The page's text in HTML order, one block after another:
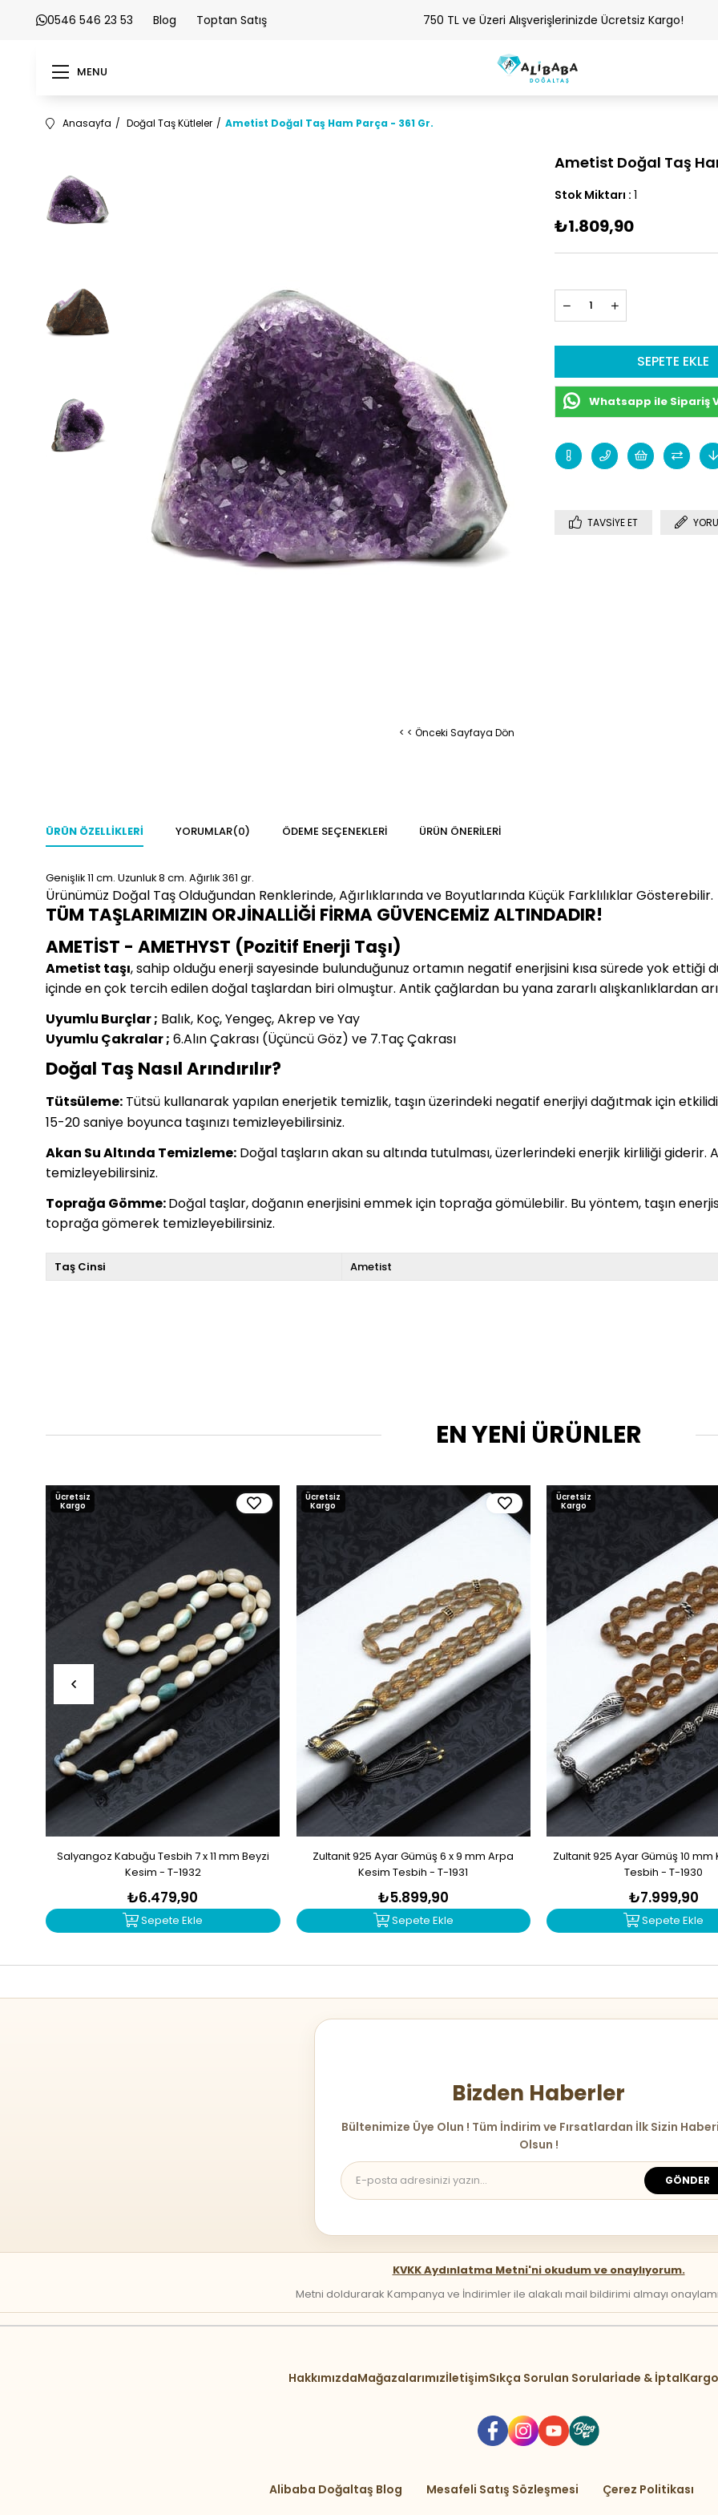
0546 546 23 53 Blog Toptan Satış 750 TL ve Üzeri Alışverişlerinizde Ücretsiz Kargo!
MENU
Anasayfa Doğal Taş Kütleler Ametist Doğal Taş Ham Parça - 361 Gr.
< < Önceki Sayfaya Dön
Ametist Doğal Taş
Stok Miktarı : 1
₺1.809,90
Whatsapp ile Sipariş
TAVSIYE ET
ÜRÜN ÖZELLIKLERI YORUMLAR(0) ÖDEME SEÇENEKLERI ÜRÜN ÖNERILERI
Genişlik 11 cm. Uzunluk 8 cm. Ağırlık 361 gr.
Ürünümüz Doğal Taş Olduğundan Renklerinde, Ağırlıklarında ve Boyutlarında Küçük Farklılıklar Gösterebilir.
TÜM TAŞLARIMIZIN ORJİNALLİĞİ FİRMA GÜVENCEMİZ ALTINDADIR!
AMETİST - AMETHYST (Pozitif Enerji Taşı)
Ametist taşı, sahip olduğu enerji sayesinde bulunduğunuz ortamın negatif enerjisini kısa sürede yok ettiği
içinde en çok tercih edilen doğal taşlardan biri olmuştur. Antik çağlardan bu yana zararlı alışkanlıklardan
Uyumlu Burçlar ; Balık, Koç, Yengeç, Akrep ve Yay
Uyumlu Çakralar ; 6.Alın Çakrası (Üçüncü Göz) ve 7.Taç Çakrası
Doğal Taş Nasıl Arındırılır?
Tütsüleme: Tütsü kullanarak yapılan enerjetik temizlik, taşın üzerindeki negatif enerjiyi dağıtmak için
15-20 saniye boyunca taşınızı temizleyebilirsiniz.
Akan Su Altında Temizleme: Doğal taşların akan su altında tutulması, üzerlerindeki enerjik kirliliği giderir.
temizleyebilirsiniz.
Toprağa Gömme:Doğal taşlar, doğanın enerjisini emmek için toprağa gömülebilir. Bu yöntem, taşın
toprağa gömerek temizleyebilirsiniz.
Taş Cinsi Ametist
EN YENİ ÜRÜNLER
Salyangoz Kabuğu Tesbih 7 x 11 mm Beyzi
Kesim - T-1932
₺6.479,90
Sepete Ekle
Ücretsiz
Kargo
Zultanit 925 Ayar Gümüş 6 x 9 mm Arpa
Kesim Tesbih - T-1931
₺5.899,90
Sepete Ekle
Ücretsiz
Kargo
Zultanit 925 Ayar Gümüş 10 mm
Tesbih - T-1930
₺7.999,90
Sepete Ekle
Ücretsiz
Kargo
Bizden Haberler
Bültenimize Üye Olun ! Tüm İndirim ve Fırsatlardan İlk Sizin
Olsun !
GÖNDER
KVKK Aydınlatma Metni'ni okudum ve onaylıyorum.
Metni doldurarak Kampanya ve İndirimler ile alakalı mail bildirimi almayı onaylamış
HakkımızdaMağazalarımızİletişimSıkça Sorulan Sorularİade & İptal
Alibaba Doğaltaş Blog Mesafeli Satış Sözleşmesi Çerez Politikası